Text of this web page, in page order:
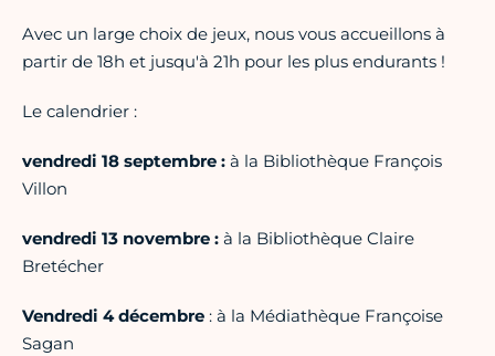
Avec un large choix de jeux, nous vous accueillons à
partir de 18h et jusqu'à 21h pour les plus endurants !
Le calendrier :
vendredi 18 septembre : à la Bibliothèque François
Villon
vendredi 13 novembre : à la Bibliothèque Claire
Bretécher
Vendredi 4 décembre : à la Médiathèque Françoise
Sagan